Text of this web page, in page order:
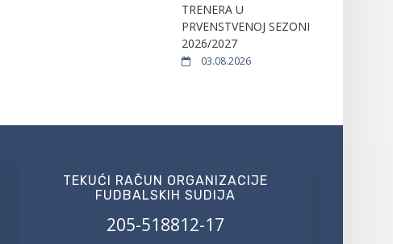
TRENERA U
PRVENSTVENOJ SEZONI
2026/2027
03.08.2026
TEKUĆI RAČUN ORGANIZACIJE
FUDBALSKIH SUDIJA
205-518812-17